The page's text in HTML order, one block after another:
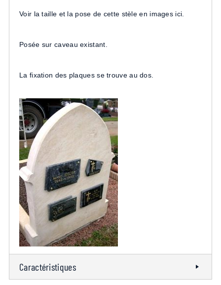
Voir la taille et la pose de cette stèle en images ici.
Posée sur caveau existant.
La fixation des plaques se trouve au dos.
Caractéristiques